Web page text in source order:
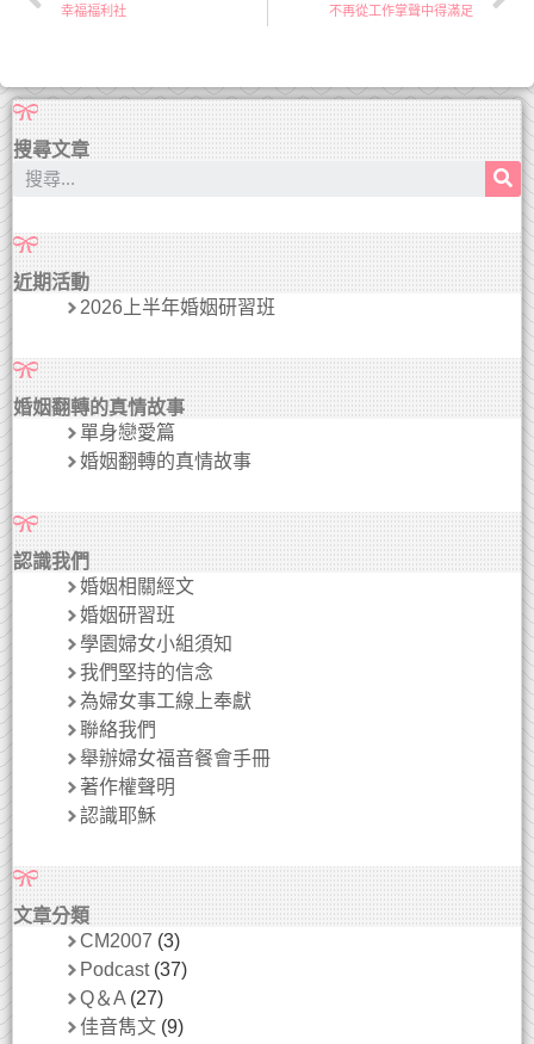
幸福福利社 不再從工作掌聲中得滿足
搜尋文章
近期活動
2026上半年婚姻研習班
婚姻翻轉的真情故事
單身戀愛篇
婚姻翻轉的真情故事
認識我們
婚姻相關經文
婚姻研習班
學園婦女小組須知
我們堅持的信念
為婦女事工線上奉獻
聯絡我們
舉辦婦女福音餐會手冊
著作權聲明
認識耶穌
文章分類
CM2007 (3)
Podcast(37)
Q＆A (27)
佳音雋文 (9)